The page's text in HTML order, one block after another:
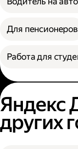
Для пенсионеров
Работа для
Яндекс
других